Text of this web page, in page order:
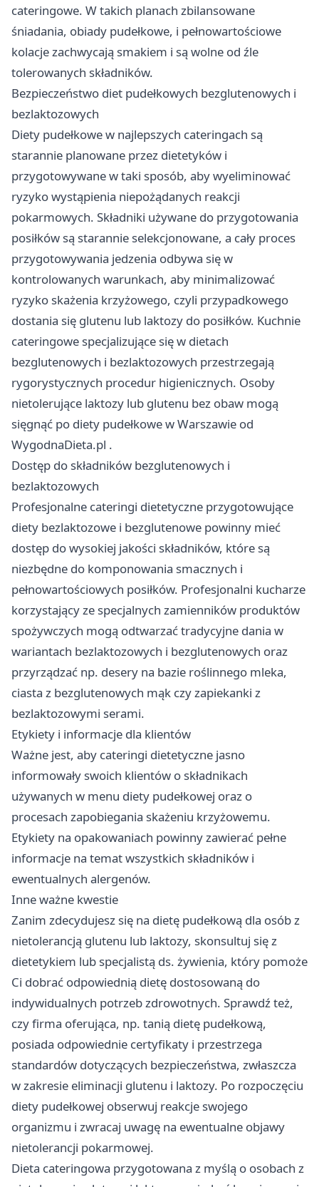
cateringowe. W takich planach zbilansowane
śniadania, obiady pudełkowe, i pełnowartościowe
kolacje zachwycają smakiem i są wolne od źle
tolerowanych składników.
Bezpieczeństwo diet pudełkowych bezglutenowych i
bezlaktozowych
Diety pudełkowe w najlepszych cateringach są
starannie planowane przez dietetyków i
przygotowywane w taki sposób, aby wyeliminować
ryzyko wystąpienia niepożądanych reakcji
pokarmowych. Składniki używane do przygotowania
posiłków są starannie selekcjonowane, a cały proces
przygotowywania jedzenia odbywa się w
kontrolowanych warunkach, aby minimalizować
ryzyko skażenia krzyżowego, czyli przypadkowego
dostania się glutenu lub laktozy do posiłków. Kuchnie
cateringowe specjalizujące się w dietach
bezglutenowych i bezlaktozowych przestrzegają
rygorystycznych procedur higienicznych. Osoby
nietolerujące laktozy lub glutenu bez obaw mogą
sięgnąć po diety pudełkowe w Warszawie od
WygodnaDieta.pl .
Dostęp do składników bezglutenowych i
bezlaktozowych
Profesjonalne cateringi dietetyczne przygotowujące
diety bezlaktozowe i bezglutenowe powinny mieć
dostęp do wysokiej jakości składników, które są
niezbędne do komponowania smacznych i
pełnowartościowych posiłków. Profesjonalni kucharze
korzystający ze specjalnych zamienników produktów
spożywczych mogą odtwarzać tradycyjne dania w
wariantach bezlaktozowych i bezglutenowych oraz
przyrządzać np. desery na bazie roślinnego mleka,
ciasta z bezglutenowych mąk czy zapiekanki z
bezlaktozowymi serami.
Etykiety i informacje dla klientów
Ważne jest, aby cateringi dietetyczne jasno
informowały swoich klientów o składnikach
używanych w menu diety pudełkowej oraz o
procesach zapobiegania skażeniu krzyżowemu.
Etykiety na opakowaniach powinny zawierać pełne
informacje na temat wszystkich składników i
ewentualnych alergenów.
Inne ważne kwestie
Zanim zdecydujesz się na dietę pudełkową dla osób z
nietolerancją glutenu lub laktozy, skonsultuj się z
dietetykiem lub specjalistą ds. żywienia, który pomoże
Ci dobrać odpowiednią dietę dostosowaną do
indywidualnych potrzeb zdrowotnych. Sprawdź też,
czy firma oferująca, np. tanią dietę pudełkową,
posiada odpowiednie certyfikaty i przestrzega
standardów dotyczących bezpieczeństwa, zwłaszcza
w zakresie eliminacji glutenu i laktozy. Po rozpoczęciu
diety pudełkowej obserwuj reakcje swojego
organizmu i zwracaj uwagę na ewentualne objawy
nietolerancji pokarmowej.
Dieta cateringowa przygotowana z myślą o osobach z